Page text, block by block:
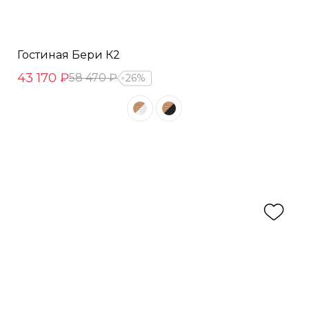
Гостиная Бери К2
43 170 ₽58 470 ₽ 26%